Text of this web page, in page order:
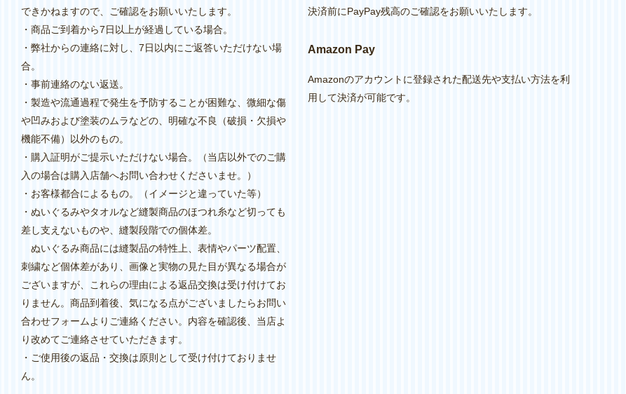
できかねますので、ご確認をお願いいたします。
・商品ご到着から7日以上が経過している場合。
・弊社からの連絡に対し、7日以内にご返答いただけない場
合。
・事前連絡のない返送。
・製造や流通過程で発生を予防することが困難な、微細な傷
や凹みおよび塗装のムラなどの、明確な不良（破損・欠損や
機能不備）以外のもの。
・購入証明がご提示いただけない場合。（当店以外でのご購
入の場合は購入店舗へお問い合わせくださいませ。）
・お客様都合によるもの。（イメージと違っていた等）
・ぬいぐるみやタオルなど縫製商品のほつれ糸など切っても
差し支えないものや、縫製段階での個体差。
ぬいぐるみ商品には縫製品の特性上、表情やパーツ配置、
刺繍など個体差があり、画像と実物の見た目が異なる場合が
ございますが、これらの理由による返品交換は受け付けてお
りません。商品到着後、気になる点がございましたらお問い
合わせフォームよりご連絡ください。内容を確認後、当店よ
り改めてご連絡させていただきます。
・ご使用後の返品・交換は原則として受け付けておりませ
ん。
決済前にPayPay残高のご確認をお願いいたします。
Amazon Pay
Amazonのアカウントに登録された配送先や支払い方法を利
用して決済が可能です。